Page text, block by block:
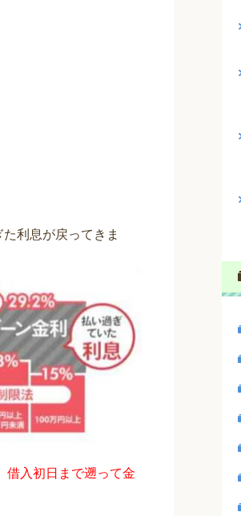
利息が戻ってきま
借入初日まで遡って金